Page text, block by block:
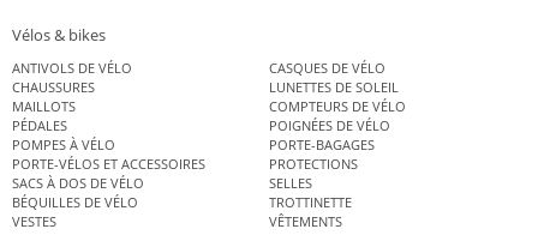
Vélos & bikes
ANTIVOLS DE VÉLO
CASQUES DE VÉLO
CHAUSSURES
LUNETTES DE SOLEIL
MAILLOTS
COMPTEURS DE VÉLO
PÉDALES
POIGNÉES DE VÉLO
POMPES À VÉLO
PORTE-BAGAGES
PORTE-VÉLOS ET ACCESSOIRES
PROTECTIONS
SACS À DOS DE VÉLO
SELLES
BÉQUILLES DE VÉLO
TROTTINETTE
VESTES
VÊTEMENTS